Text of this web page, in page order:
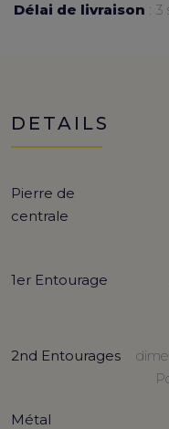
Délai de livraison : 3
DETAILS
Pierre de
centrale
1er Entourage
2nd Entourages
Métal